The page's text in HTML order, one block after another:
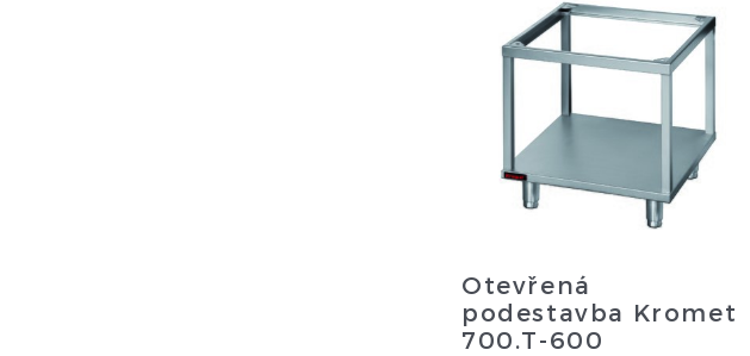
Otevřená
podestavba Kromet
700.T-600